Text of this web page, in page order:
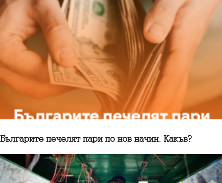
Българите печелят пари по нов начин. Какъв?